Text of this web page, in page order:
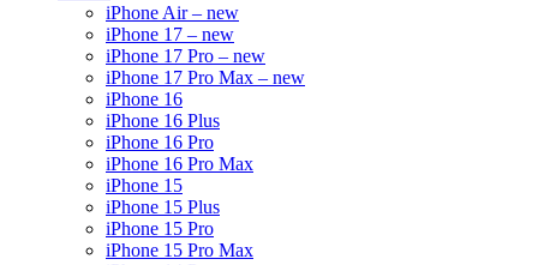
iPhone Air – new
iPhone 17 – new
iPhone 17 Pro – new
iPhone 17 Pro Max – new
iPhone 16
iPhone 16 Plus
iPhone 16 Pro
iPhone 16 Pro Max
iPhone 15
iPhone 15 Plus
iPhone 15 Pro
iPhone 15 Pro Max